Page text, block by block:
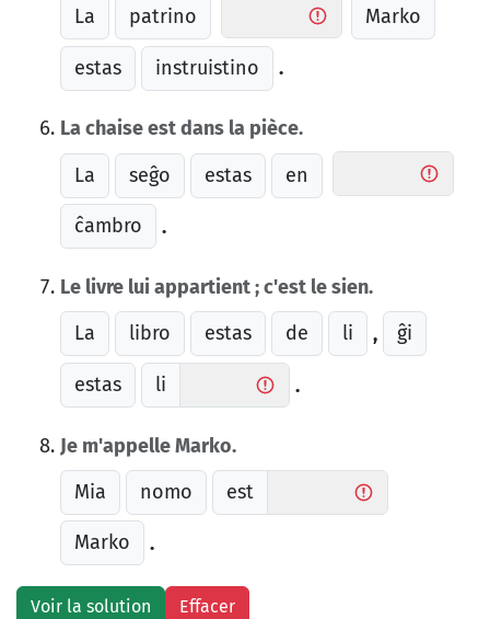
La
patrino Marko
estas instruistino .
La chaise est dans la pièce.
La
seĝo estas en
ĉambro .
Le livre lui appartient ; c'est le sien.
La
libro estas de li , ĝi
estas li .
Je m'appelle Marko.
Mia
nomo est
Marko .